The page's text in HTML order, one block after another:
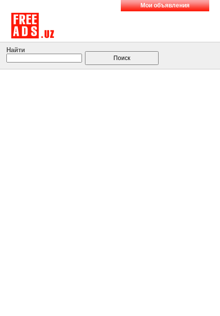
Мои объявления
Найти